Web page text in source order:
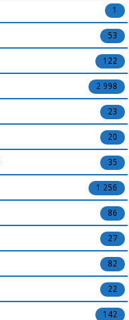
1
53
122
2 998
23
20
35
1 256
86
27
82
22
142